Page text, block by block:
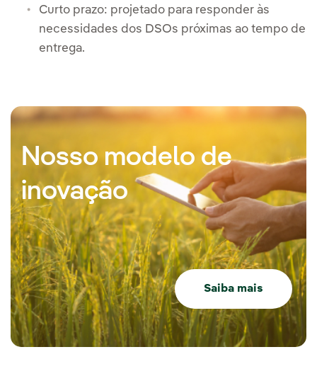
Curto prazo: projetado para responder às
necessidades dos DSOs próximas ao tempo de
entrega.
Nosso modelo de
inovação
Saiba mais